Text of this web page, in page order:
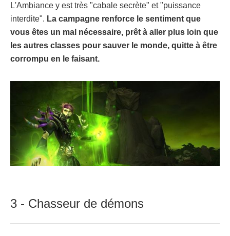
L'Ambiance y est très "cabale secrète" et "puissance
interdite". La campagne renforce le sentiment que
vous êtes un mal nécessaire, prêt à aller plus loin que
les autres classes pour sauver le monde, quitte à être
corrompu en le faisant.
3 - Chasseur de démons